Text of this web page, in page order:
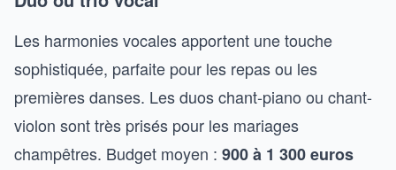
Les harmonies vocales apportent une touche
sophistiquée, parfaite pour les repas ou les
premières danses. Les duos chant-piano ou chant-
violon sont très prisés pour les mariages
champêtres. Budget moyen : 900 à 1 300 euros